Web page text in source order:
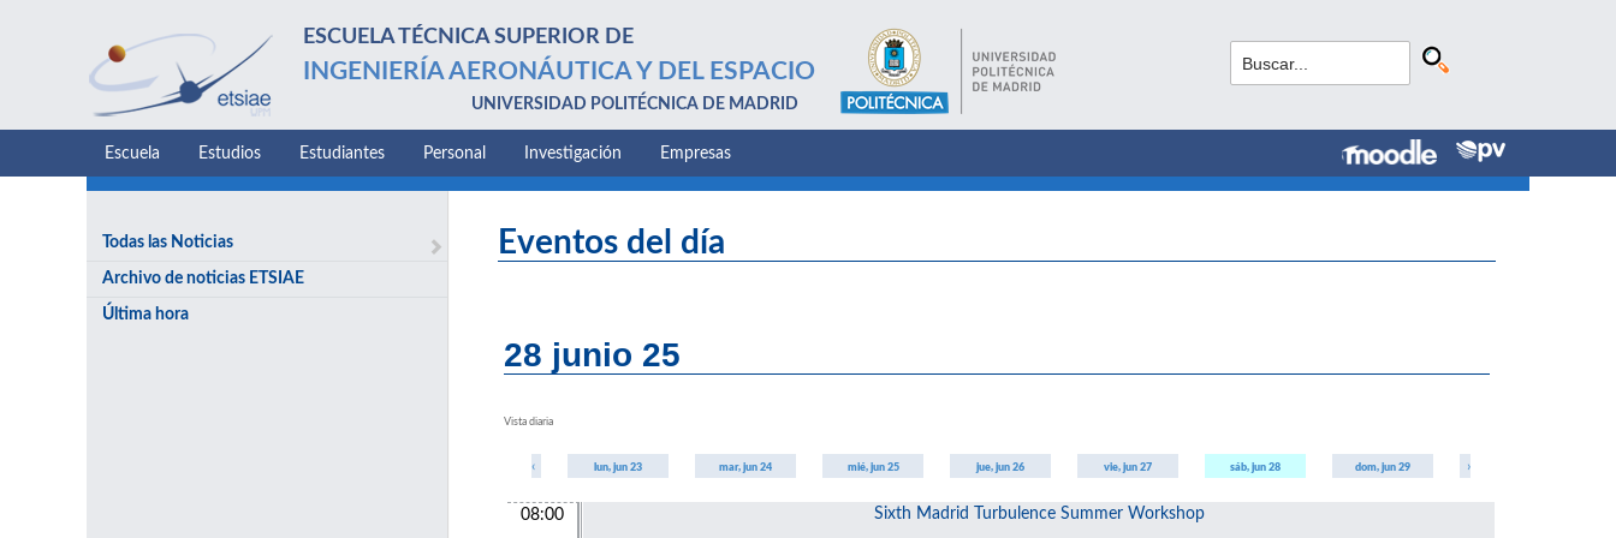
ESCUELA TÉCNICA SUPERIOR DE
INGENIERÍA AERONÁUTICA Y DEL ESPACIO
UNIVERSIDAD POLITÉCNICA DE MADRID
Escuela Estudios Estudiantes Personal Investigación Empresas
Todas las Noticias
Archivo de noticias ETSIAE
Última hora
Eventos del día
28 junio 25
Vista diaria
‹ lun, jun 23 mar, jun 24 mié, jun 25 jue, jun 26 vie, jun 27 sáb, jun 28 dom, jun 29 ›
08:00 Sixth Madrid Turbulence Summer Workshop